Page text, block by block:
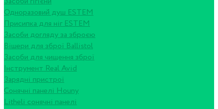
Одноразовий душ ESTEM
Присипка для ніг ESTEM
Засоби догляду за зброєю
Вішери для зброї Ballistol
Засоби для чищення зброї
Інструмент Real Avid
Зарядні пристрої
Сонячні панелі Houny
Litheli сонячні панелі